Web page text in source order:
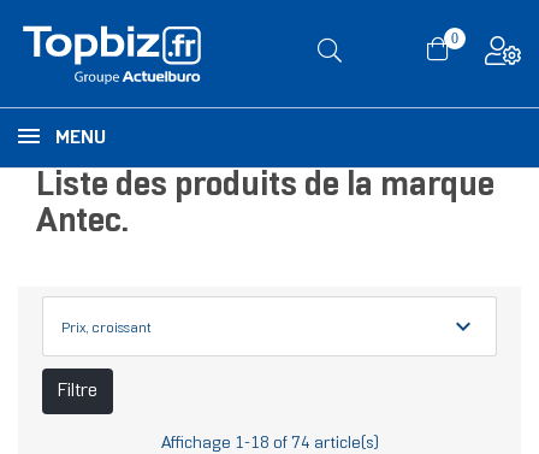
0
MENU
Liste des produits de la marque
Antec.
Prix, croissant expand_more
Filtre
Affichage 1-18 of 74 article(s)